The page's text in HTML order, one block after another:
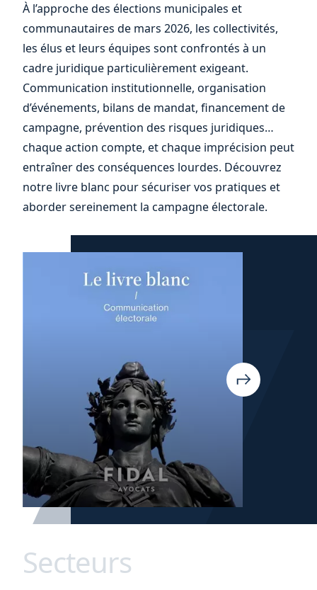
À l’approche des élections municipales et
communautaires de mars 2026, les collectivités,
les élus et leurs équipes sont confrontés à un
cadre juridique particulièrement exigeant.
Communication institutionnelle, organisation
d’événements, bilans de mandat, financement de
campagne, prévention des risques juridiques…
chaque action compte, et chaque imprécision peut
entraîner des conséquences lourdes. Découvrez
notre livre blanc pour sécuriser vos pratiques et
aborder sereinement la campagne électorale.
Secteurs